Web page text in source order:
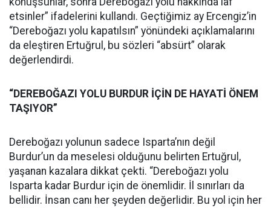
etsinler” ifadelerini kullandı. Geçtiğimiz ay Ercengiz’in
“Dereboğazı yolu kapatılsın” yönündeki açıklamalarını
da eleştiren Ertuğrul, bu sözleri “absürt” olarak
değerlendirdi.
“DEREBOĞAZI YOLU BURDUR İÇİN DE HAYATİ ÖNEM
TAŞIYOR”
Dereboğazı yolunun sadece Isparta’nın değil
Burdur’un da meselesi olduğunu belirten Ertuğrul,
yaşanan kazalara dikkat çekti. “Dereboğazı yolu
Isparta kadar Burdur için de önemlidir. İl sınırları da
bellidir. İnsan canı her şeyden değerlidir. Bu yol için her